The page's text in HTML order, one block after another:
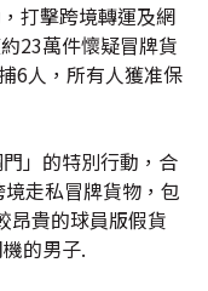
打擊跨境轉運及網
23萬件懷疑冒牌貨
6人，所有人獲准保
」的特別行動，合
走私冒牌貨物，包
昂貴的球員版假貨
的男子.